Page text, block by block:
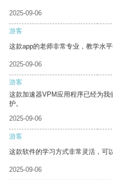
2025-09-06
游客
这款app的老师非常专业，教学水
2025-09-06
游客
这款加速器VPM应用程序已经为
护。
2025-09-06
游客
这款软件的学习方式非常灵活，可
2025-09-06